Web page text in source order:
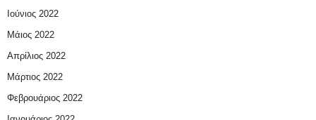
Ιούνιος 2022
Μάιος 2022
Απρίλιος 2022
Μάρτιος 2022
Φεβρουάριος 2022